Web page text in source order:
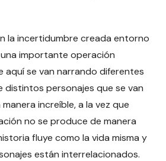
la incertidumbre creada entorno
importante operación
aquí se van narrando diferentes
distintos personajes que se van
increíble, a la vez que
no se produce de manera
fluye como la vida misma y
están interrelacionados.